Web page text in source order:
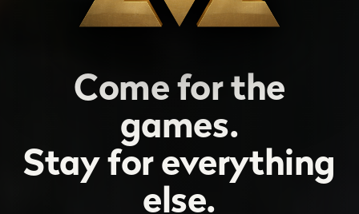
Come for the
games.
Stay for everything
else.